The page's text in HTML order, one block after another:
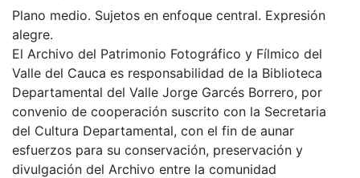
Plano medio. Sujetos en enfoque central. Expresión
alegre.
El Archivo del Patrimonio Fotográfico y Fílmico del
Valle del Cauca es responsabilidad de la Biblioteca
Departamental del Valle Jorge Garcés Borrero, por
convenio de cooperación suscrito con la Secretaria
del Cultura Departamental, con el fin de aunar
esfuerzos para su conservación, preservación y
divulgación del Archivo entre la comunidad